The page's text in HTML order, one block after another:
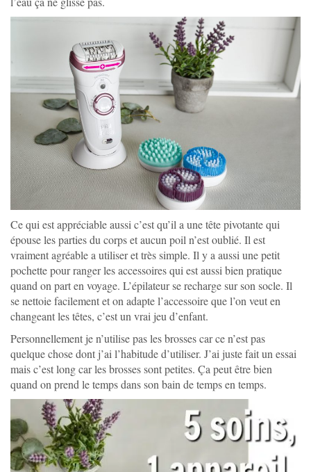
Ce qui est appréciable aussi c’est qu’il a une tête pivotante qui
épouse les parties du corps et aucun poil n’est oublié. Il est
vraiment agréable a utiliser et très simple. Il y a aussi une petit
pochette pour ranger les accessoires qui est aussi bien pratique
quand on part en voyage. L’épilateur se recharge sur son socle. Il
se nettoie facilement et on adapte l’accessoire que l’on veut en
changeant les têtes, c’est un vrai jeu d’enfant.
Personnellement je n’utilise pas les brosses car ce n’est pas
quelque chose dont j’ai l’habitude d’utiliser. J’ai juste fait un essai
mais c’est long car les brosses sont petites. Ça peut être bien
quand on prend le temps dans son bain de temps en temps.